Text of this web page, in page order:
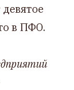
в ПФО.